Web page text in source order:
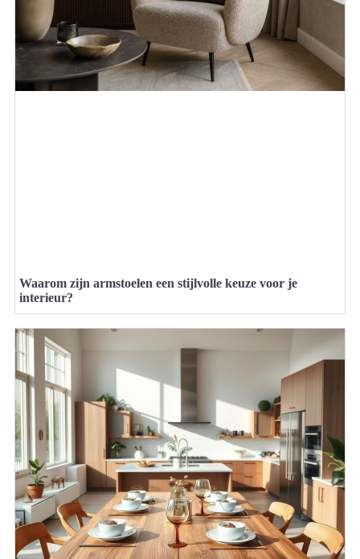
Waarom zijn armstoelen een stijlvolle keuze voor je
interieur?